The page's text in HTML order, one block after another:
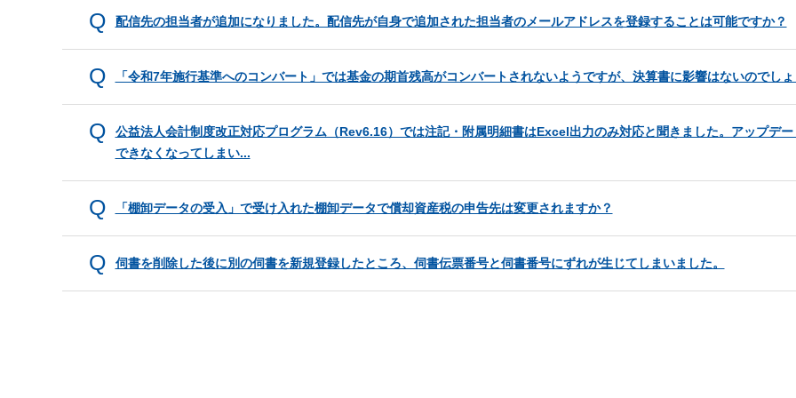
配信先の担当者が追加になりました。配信先が自身で追加された担当者のメールアドレスを登録することは可能ですか？
「令和7年施行基準へのコンバート」では基金の期首残高がコンバートされないようですが、決算書に影響はないのでしょ
公益法人会計制度改正対応プログラム（Rev6.16）では注記・附属明細書はExcel出力のみ対応と聞きました。アップデ
できなくなってしまい...
「棚卸データの受入」で受け入れた棚卸データで償却資産税の申告先は変更されますか？
伺書を削除した後に別の伺書を新規登録したところ、伺書伝票番号と伺書番号にずれが生じてしまいました。